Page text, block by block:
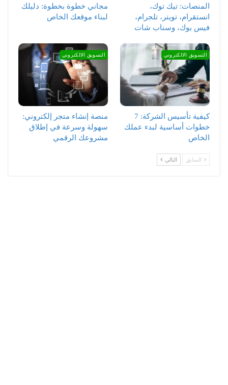
المنصات: تيك توك،
انستقرام، تويتر، تلجرام،
فيس بوك، وسناب شات
مجاني خطوة بخطوة: دليلك
لبناء موقعك الخاص
التسويق الالكتروني
كيفية تأسيس الشركة: 7
خطوات أساسية لبدء عملك
الخاص
التسويق الالكتروني
منصة إنشاء متجر إلكتروني:
سهولة وسرعة في إطلاق
مشروعك الرقمي
السابق التالي